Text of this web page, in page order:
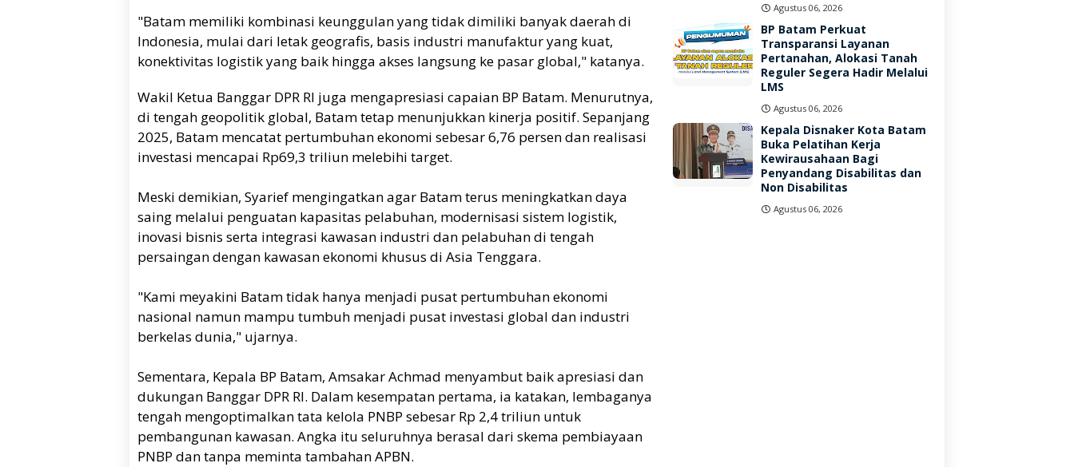
"Batam memiliki kombinasi keunggulan yang tidak dimiliki banyak daerah di
Indonesia, mulai dari letak geografis, basis industri manufaktur yang kuat,
konektivitas logistik yang baik hingga akses langsung ke pasar global," katanya.
Wakil Ketua Banggar DPR RI juga mengapresiasi capaian BP Batam. Menurutnya,
di tengah geopolitik global, Batam tetap menunjukkan kinerja positif. Sepanjang
2025, Batam mencatat pertumbuhan ekonomi sebesar 6,76 persen dan realisasi
investasi mencapai Rp69,3 triliun melebihi target.
Meski demikian, Syarief mengingatkan agar Batam terus meningkatkan daya
saing melalui penguatan kapasitas pelabuhan, modernisasi sistem logistik,
inovasi bisnis serta integrasi kawasan industri dan pelabuhan di tengah
persaingan dengan kawasan ekonomi khusus di Asia Tenggara.
"Kami meyakini Batam tidak hanya menjadi pusat pertumbuhan ekonomi
nasional namun mampu tumbuh menjadi pusat investasi global dan industri
berkelas dunia," ujarnya.
Sementara, Kepala BP Batam, Amsakar Achmad menyambut baik apresiasi dan
dukungan Banggar DPR RI. Dalam kesempatan pertama, ia katakan, lembaganya
tengah mengoptimalkan tata kelola PNBP sebesar Rp 2,4 triliun untuk
pembangunan kawasan. Angka itu seluruhnya berasal dari skema pembiayaan
PNBP dan tanpa meminta tambahan APBN.
Agustus 06, 2026
BP Batam Perkuat
Transparansi Layanan
Pertanahan, Alokasi Tanah
Reguler Segera Hadir Melalui
LMS
Agustus 06, 2026
Kepala Disnaker Kota Batam
Buka Pelatihan Kerja
Kewirausahaan Bagi
Penyandang Disabilitas dan
Non Disabilitas
Agustus 06, 2026